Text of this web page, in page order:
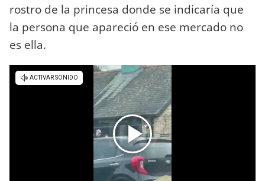
rostro de la princesa donde se indicaría que
la persona que apareció en ese mercado no
es ella.